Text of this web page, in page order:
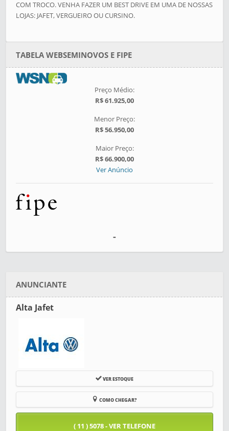
COM TROCO. VENHA FAZER UM BEST DRIVE EM UMA DE NOSSAS
LOJAS: JAFET, VERGUEIRO OU CURSINO.
TABELA WEBSEMINOVOS E FIPE
Preço Médio:
R$ 61.925,00
Menor Preço:
R$ 56.950,00
Maior Preço:
R$ 66.900,00
Ver Anúncio
-
ANUNCIANTE
Alta Jafet
VER ESTOQUE
COMO CHEGAR?
( 11 ) 5078 - VER TELEFONE